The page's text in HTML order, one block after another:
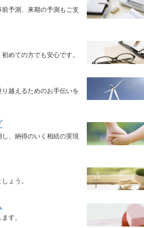
予測、来期の予測もご支
めての方でも安心です。
越えるためのお手伝いを
、納得のいく相続の実現
ょう。
す。